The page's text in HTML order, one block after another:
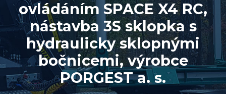
ovládáním SPACE X4 RC,
nástavba 3S sklopka s
hydraulicky sklopnými
bočnicemi, výrobce
PORGEST a. s.